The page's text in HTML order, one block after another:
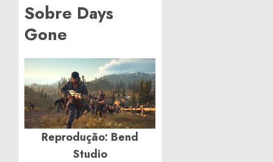
Sobre Days
Gone
Reprodução: Bend
Studio